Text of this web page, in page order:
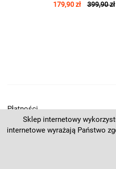
Sklep internetowy
internetowe wyrażają Państwo
179,90 zł 399,90 zł
Płatności
Regulamin